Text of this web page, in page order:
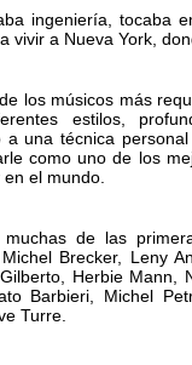
ingeniería, tocaba
vivir a Nueva York,
los músicos más
estilos,
a una técnica
como uno de los
el mundo.
de las
Brecker, Leny
Herbie Mann,
Barbieri, Michel
Turre.